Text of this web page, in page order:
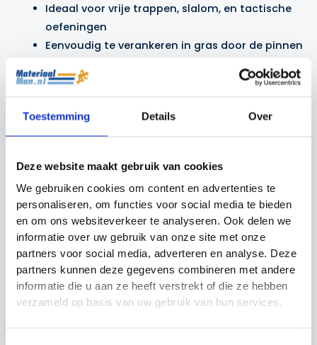
Toestemming Details Over
Deze website maakt gebruik van cookies
We gebruiken cookies om content en advertenties te
personaliseren, om functies voor social media te bieden
en om ons websiteverkeer te analyseren. Ook delen we
informatie over uw gebruik van onze site met onze
partners voor social media, adverteren en analyse. Deze
partners kunnen deze gegevens combineren met andere
informatie die u aan ze heeft verstrekt of die ze hebben
verzameld op basis van uw gebruik van hun services.
Ideaal voor vrije trappen, slalom, en tactische
oefeningen
Eenvoudig te verankeren in gras door de pinnen
Geschikt voor alle leeftijden en verschillende
Per 3 stuks ontvangt u
Op zoek naar meer poppen? Vraag een offerte aan
via onscontactformuliervoor grotere aantallen.
Gerelateerde producten
Actie!
Actie! Actie!
Actie!